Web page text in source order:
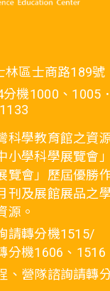
林區士商路189號
機1000、1005．
科學教育館之資
小學科學展覽會
覽會」歷屆優勝
刊及展館展品之
源。
請轉分機1515/
分機1606、1516
、營隊諮詢請轉